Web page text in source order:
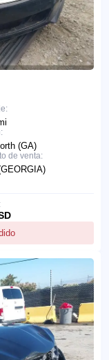
(GA)
de venta: